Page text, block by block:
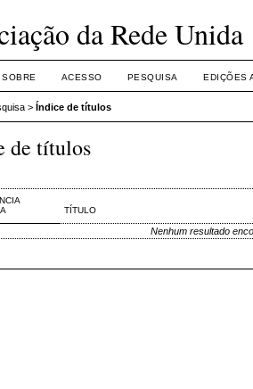
da Rede Unida
SOBRE ACESSO PESQUISA EDIÇÕES
> Índice de títulos
de títulos
TÍTULO
Nenhum resultado